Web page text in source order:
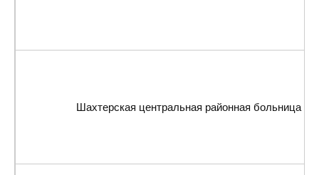
Шахтерская центральная районная больница